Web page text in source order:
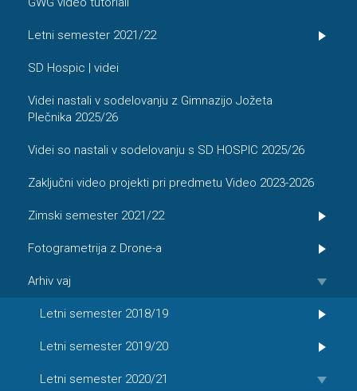
Letni semester 2021/22
SD Hospic | videi
Videi nastali v sodelovanju z Gimnazijo Jožeta
Plečnika 2025/26
Videi so nastali v sodelovanju s SD HOSPIC 2025/26
Zaključni video projekti pri predmetu Video 2023-2026
Zimski semester 2021/22
Fotogrametrija z Drone-a
Arhiv vaj
Letni semester 2018/19
Letni semester 2019/20
Letni semester 2020/21